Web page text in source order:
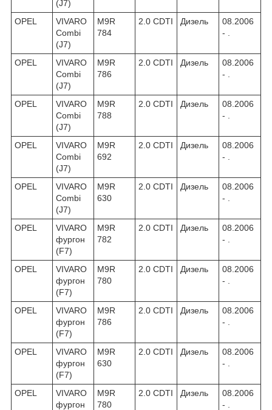
(J7)
OPEL
VIVARO
Combi
(J7)
M9R
784
2.0 CDTI Дизель
08.2006
- .
OPEL
VIVARO
Combi
(J7)
M9R
786
2.0 CDTI Дизель
08.2006
- .
OPEL
VIVARO
Combi
(J7)
M9R
788
2.0 CDTI Дизель
08.2006
- .
OPEL
VIVARO
Combi
(J7)
M9R
692
2.0 CDTI Дизель
08.2006
- .
OPEL
VIVARO
Combi
(J7)
M9R
630
2.0 CDTI Дизель
08.2006
- .
OPEL
VIVARO
фургон
(F7)
M9R
782
2.0 CDTI Дизель
08.2006
- .
OPEL
VIVARO
фургон
(F7)
M9R
780
2.0 CDTI Дизель
08.2006
- .
OPEL
VIVARO
фургон
(F7)
M9R
786
2.0 CDTI Дизель
08.2006
- .
OPEL
VIVARO
фургон
(F7)
M9R
630
2.0 CDTI Дизель
08.2006
- .
OPEL
VIVARO
фургон
M9R
780
2.0 CDTI Дизель
08.2006
- .